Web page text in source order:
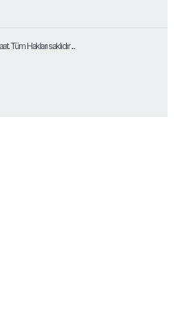
Hakları saklıdır ...